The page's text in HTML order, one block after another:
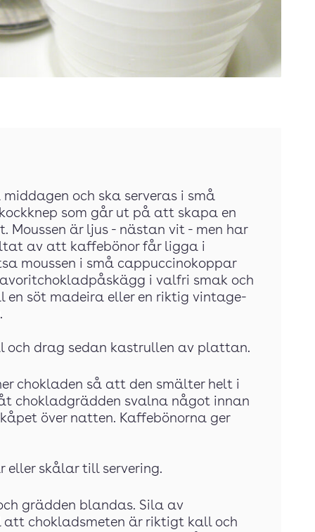
middagen och ska serveras i små
som går ut på att skapa en
är ljus - nästan vit - men har
av att kaffebönor får ligga i
moussen i små cappuccinokoppar
i valfri smak och
söt madeira eller en riktig vintage-
och drag sedan kastrullen av plattan.
chokladen så att den smälter helt i
chokladgrädden svalna något innan
över natten. Kaffebönorna ger
eller skålar till servering.
grädden blandas. Sila av
att chokladsmeten är riktigt kall och